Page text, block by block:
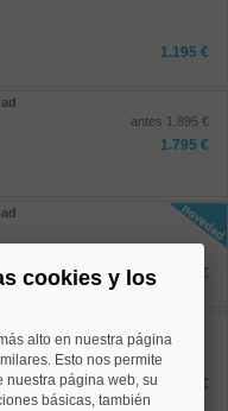
1.195 €
antes 1.895 €
1.795 €
2.000 €
1.350 €
cookies y los
alto en nuestra página
Esto nos permite
nuestra página web, su
básicas, también